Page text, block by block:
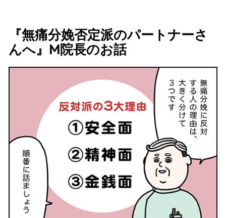
『無痛分娩否定派のパートナーさ
んへ』M院長のお話